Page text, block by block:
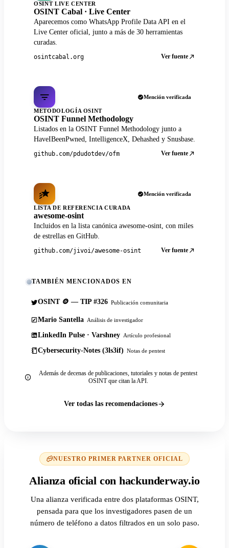
OSINT LIVE CENTER
OSINT Cabal · Live Center
Aparecemos como WhatsApp Profile Data API en el
Live Center oficial, junto a más de 30 herramientas
curadas.
osintcabal.org Ver fuente
Mención verificada
METODOLOGÍA OSINT
OSINT Funnel Methodology
Listados en la OSINT Funnel Methodology junto a
HaveIBeenPwned, IntelligenceX, Dehashed y Snusbase.
github.com/pdudotdev/ofm Ver fuente
Mención verificada
LISTA DE REFERENCIA CURADA
awesome-osint
Incluidos en la lista canónica awesome-osint, con miles
de estrellas en GitHub.
github.com/jivoi/awesome-osint Ver fuente
TAMBIÉN MENCIONADOS EN
OSINT 🪙 — TIP #326 Publicación comunitaria
Mario Santella Análisis de investigador
LinkedIn Pulse · Varshney Artículo profesional
Cybersecurity-Notes (3ls3if) Notas de pentest
Además de decenas de publicaciones, tutoriales y notas de pentest
OSINT que citan la API.
Ver todas las recomendaciones
NUESTRO PRIMER PARTNER OFICIAL
Alianza oficial con hackunderway.io
Una alianza verificada entre dos plataformas OSINT,
pensada para que los investigadores pasen de un
número de teléfono a datos filtrados en un solo paso.